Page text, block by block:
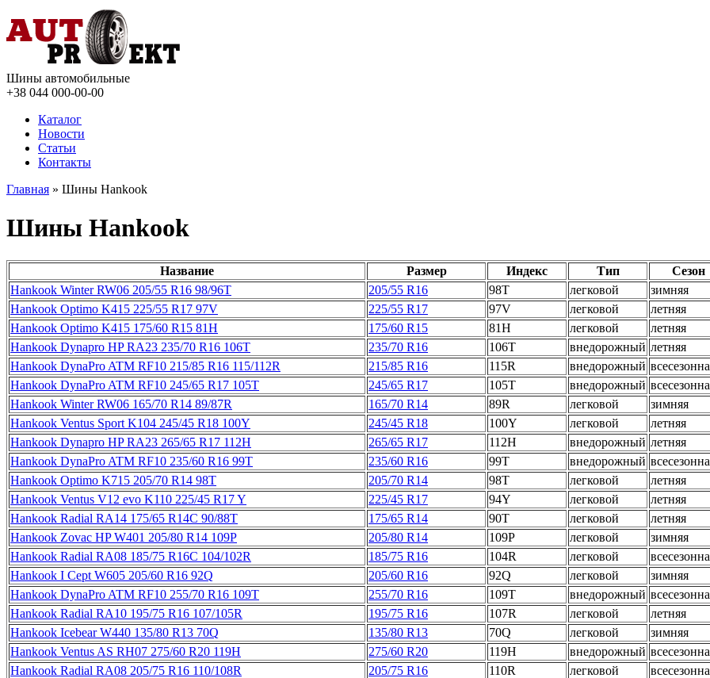
Шины автомобильные
+38 044 000-00-00
Каталог
Новости
Статьи
Контакты
Главная » Шины Hankook
Шины Hankook
Название Размер Индекс Тип Сезон
Hankook Winter RW06 205/55 R16 98/96T
205/55 R16 98T легковой зимняя
Hankook Optimo K415 225/55 R17 97V
225/55 R17 97V легковой летняя
Hankook Optimo K415 175/60 R15 81H
175/60 R15 81H легковой летняя
Hankook Dynapro HP RA23 235/70 R16 106T
235/70 R16 106T внедорожный летняя
Hankook DynaPro ATM RF10 215/85 R16 115/112R
215/85 R16 115R внедорожный
Hankook DynaPro ATM RF10 245/65 R17 105T
245/65 R17 105T внедорожный
Hankook Winter RW06 165/70 R14 89/87R
165/70 R14 89R легковой зимняя
Hankook Ventus Sport K104 245/45 R18 100Y
245/45 R18 100Y легковой летняя
Hankook Dynapro HP RA23 265/65 R17 112H
265/65 R17 112H внедорожный летняя
Hankook DynaPro ATM RF10 235/60 R16 99T
235/60 R16 99T внедорожный
Hankook Optimo K715 205/70 R14 98T
205/70 R14 98T легковой летняя
Hankook Ventus V12 evo K110 225/45 R17 Y
225/45 R17 94Y легковой летняя
Hankook Radial RA14 175/65 R14C 90/88T
175/65 R14 90T легковой летняя
Hankook Zovac HP W401 205/80 R14 109P
205/80 R14 109P легковой зимняя
Hankook Radial RA08 185/75 R16C 104/102R
185/75 R16 104R легковой
Hankook I Cept W605 205/60 R16 92Q
205/60 R16 92Q легковой зимняя
Hankook DynaPro ATM RF10 255/70 R16 109T
255/70 R16 109T внедорожный
Hankook Radial RA10 195/75 R16 107/105R
195/75 R16 107R легковой летняя
Hankook Icebear W440 135/80 R13 70Q
135/80 R13 70Q легковой зимняя
Hankook Ventus AS RH07 275/60 R20 119H
275/60 R20 119H внедорожный
Hankook Radial RA08 205/75 R16 110/108R
205/75 R16 110R легковой